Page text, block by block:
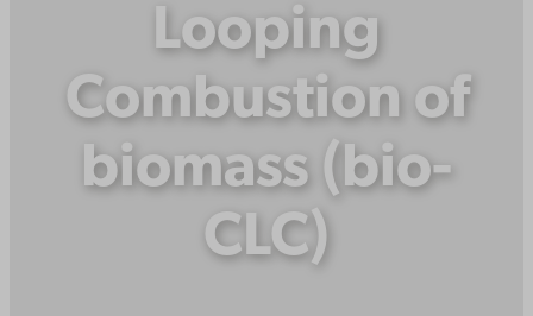
Looping
Combustion of
biomass (bio-
CLC)